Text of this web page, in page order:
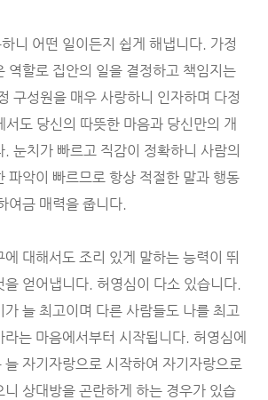
니 어떤 일이든지 쉽게 해냅니다. 가정
역할로 집안의 일을 결정하고 책임지는
구성원을 매우 사랑하니 인자하며 다정
도 당신의 따뜻한 마음과 당신만의 개
눈치가 빠르고 직감이 정확하니 사람의
파악이 빠르므로 항상 적절한 말과 행동
여금 매력을 줍니다.
대해서도 조리 있게 말하는 능력이 뛰
을 얻어냅니다. 허영심이 다소 있습니다.
가 늘 최고이며 다른 사람들도 나를 최고
는 마음에서부터 시작됩니다. 허영심에
늘 자기자랑으로 시작하여 자기자랑으로
상대방을 곤란하게 하는 경우가 있습